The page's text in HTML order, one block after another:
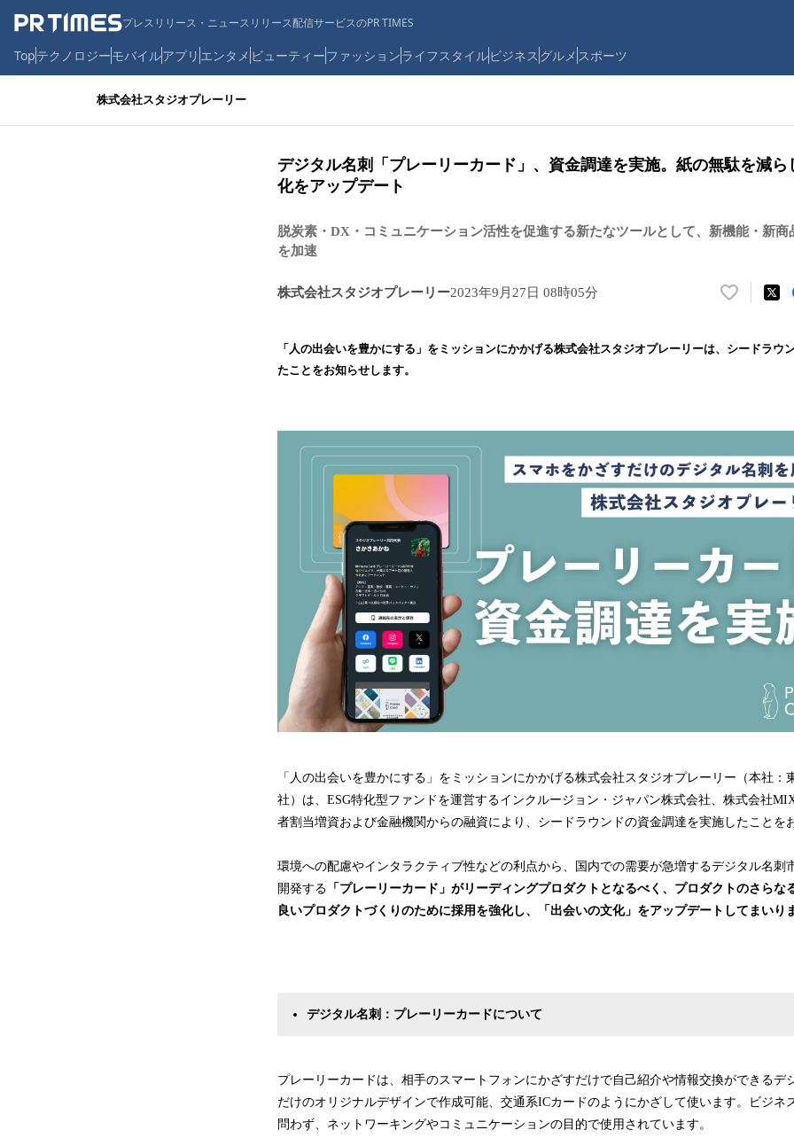
プレスリリース・ニュースリリース配信サービスのPR TIMES
Topテクノロジーモバイルアプリ エンタメ ビューティーファッションライフスタイルビジネス グルメ スポーツ
株式会社スタジオプレーリー
デジタル名刺「プレーリーカード」、資金調達を実施。紙の無駄を減ら
化をアップデート
脱炭素・DX・コミュニケーション活性を促進する新たなツールとして、新機能・新商
を加速
株式会社スタジオプレーリー2023年9月27日 08時05分
い
！
み
み
中
で
「人の出会いを豊かにする」をミッションにかかげる株式会社スタジオプレーリーは、シードラウ
たことをお知らせします。
「人の出会いを豊かにする」をミッションにかかげる株式会社スタジオプレーリー（本社：
社）は、ESG特化型ファンドを運営するインクルージョン・ジャパン株式会社、株式会社
者割当増資および金融機関からの融資により、シードラウンドの資金調達を実施したことを
環境への配慮やインタラクティブ性などの利点から、国内での需要が急増するデジタル名刺
開発する 「プレーリーカード」がリーディングプロダクトとなるべく、プロダクトのさらな
良いプロダクトづくりのために採用を強化し、「出会いの文化」をアップデートしてまいり
デジタル名刺：プレーリーカードについて
プレーリーカードは、相手のスマートフォンにかざすだけで自己紹介や情報交換ができるデ
だけのオリジナルデザインで作成可能、交通系ICカードのようにかざして使います。ビジネ
問わず、ネットワーキングやコミュニケーションの目的で使用されています。